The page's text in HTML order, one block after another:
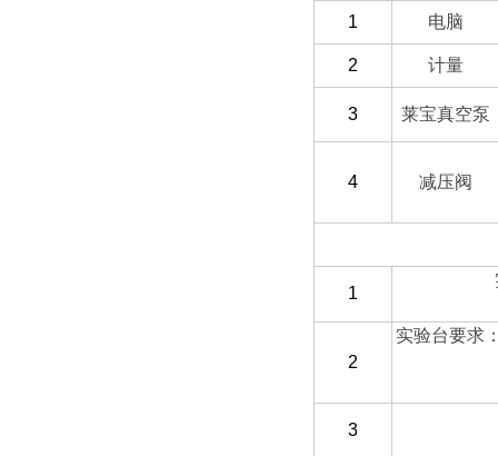
1 电脑
2 计量
3 莱宝真空泵
4 减压阀
1
2
实验台要求
3